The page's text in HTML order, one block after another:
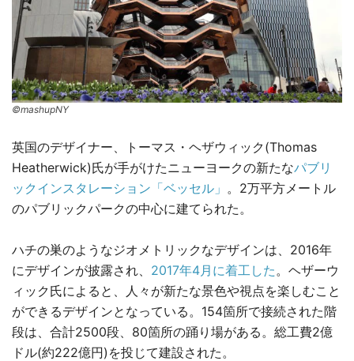
©mashupNY
英国のデザイナー、トーマス・ヘザウィック(Thomas
Heatherwick)氏が手がけたニューヨークの新たなパブリ
ックインスタレーション「ベッセル」 。2万平方メートル
のパブリックパークの中心に建てられた。
ハチの巣のようなジオメトリックなデザインは、2016年
にデザインが披露され、 2017年4月に着工した 。ヘザーウ
ィック氏によると、人々が新たな景色や視点を楽しむこと
ができるデザインとなっている。154箇所で接続された階
段は、合計2500段、80箇所の踊り場がある。総工費2億
ドル(約222億円)を投じて建設された。